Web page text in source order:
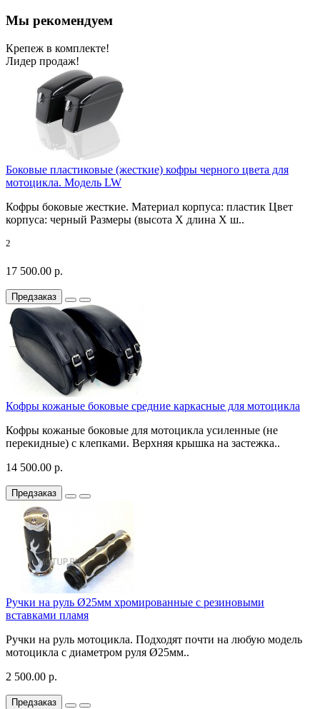
Мы рекомендуем
Крепеж в комплекте!
Лидер продаж!
Боковые пластиковые (жесткие) кофры черного цвета для
мотоцикла. Модель LW
Кофры боковые жесткие. Материал корпуса: пластик Цвет
корпуса: черный Размеры (высота X длина X ш..
2
17 500.00 р.
Предзаказ
Кофры кожаные боковые средние каркасные для мотоцикла
Кофры кожаные боковые для мотоцикла усиленные (не
перекидные) с клепками. Верхняя крышка на застежка..
14 500.00 р.
Предзаказ
Ручки на руль Ø25мм хромированные с резиновыми
вставками пламя
Ручки на руль мотоцикла. Подходят почти на любую модель
мотоцикла с диаметром руля Ø25мм..
2 500.00 р.
Предзаказ